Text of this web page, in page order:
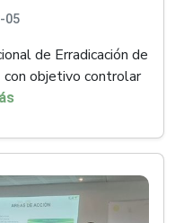
05
de Erradicación de
con objetivo controlar